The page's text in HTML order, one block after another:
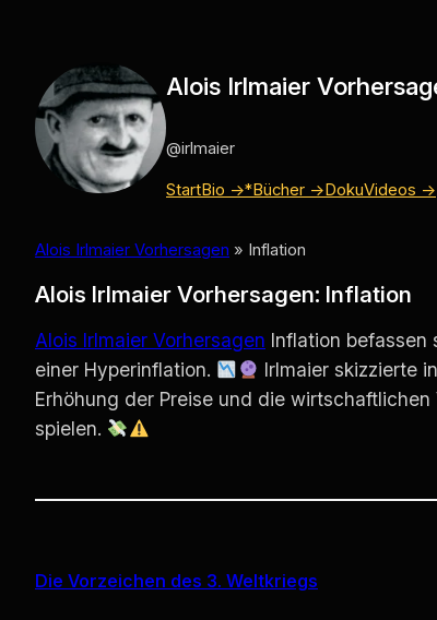
springen
Alois Irlmaier
@irlmaier
StartBio →*Bücher →DokuVideos →
Alois Irlmaier Vorhersagen » Inflation
Alois Irlmaier Vorhersagen: Inflation
Alois Irlmaier Vorhersagen Inflation befassen
einer Hyperinflation.
Irlmaier skizzierte
Erhöhung der Preise und die
spielen.
Die Vorzeichen des 3. Weltkriegs